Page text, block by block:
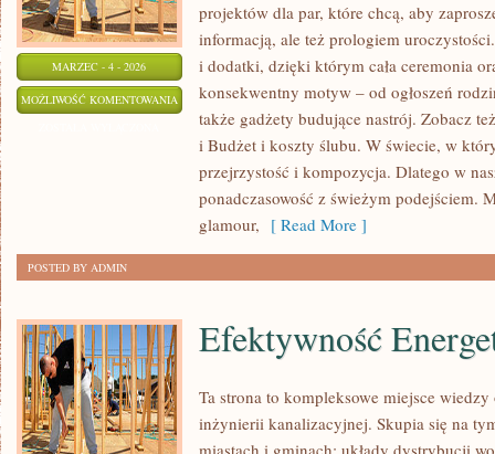
MARZEC - 4 - 2026
MOŻLIWOŚĆ KOMENTOWANIA FLORYSTYKA
ŚLUBNA
BUKIETY
projektów dla par, które chcą, aby
informacją, ale też prologiem
i dodatki, dzięki którym cała ceremonia
konsekwentny motyw – od ogłoszeń
także gadżety budujące nastrój. Zobacz
i Budżet i koszty ślubu. W świecie, w
przejrzystość i kompozycja. Dlatego w
ponadczasowość z świeżym podejściem.
glamour, [ Read More ]
POSTED BY ADMIN
Efektywność
Ta strona to kompleksowe miejsce
inżynierii kanalizacyjnej. Skupia się na
miastach i gminach: układy dystrybucji